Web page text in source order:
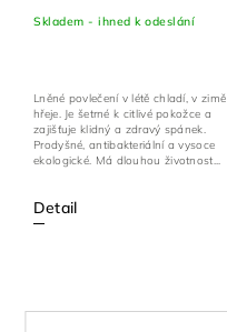
Skladem - ihned k odeslání
Detail
Lněné povlečení v létě chladí, v zimě
hřeje. Je šetrné k citlivé pokožce a
zajišťuje klidný a zdravý spánek.
Prodyšné, antibakteriální a vysoce
ekologické. Má dlouhou životnost...